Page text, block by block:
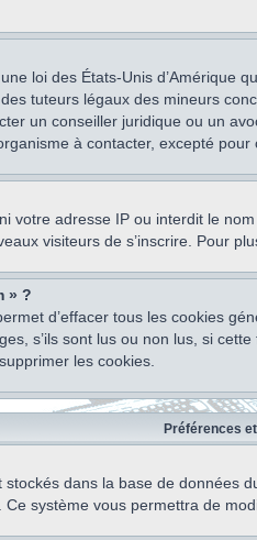
loi des États-Unis
tuteurs légaux des mineurs
un conseiller juridique ou un
à contacter, excepté
votre adresse IP ou interdit le
visiteurs de s’inscrire. Pour
» ?
d’effacer tous les cookies
s’ils sont lus ou non lus, si
les cookies.
Préférences
dans la base de données
système vous permettra de